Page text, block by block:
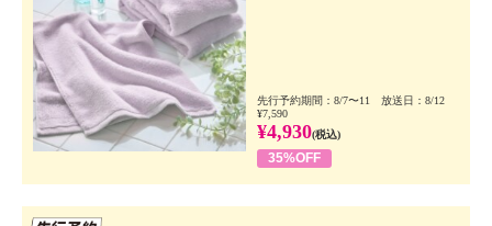
先行予約期間：8/7〜11 放送日：8/12
¥7,590
¥4,930(税込)
35%OFF